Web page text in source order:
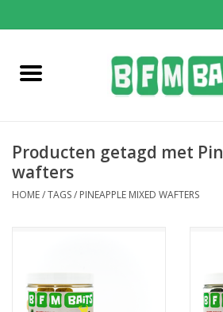
Home
Pop-Ups
Bucket Deals
Producten getagd met
wafters
HOME/TAGS/ PINEAPPLE MIXED WAFTERS